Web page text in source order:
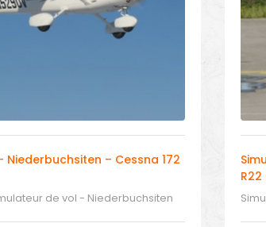
Niederbuchsiten – Cessna 172
de vol - Niederbuchsiten
R22